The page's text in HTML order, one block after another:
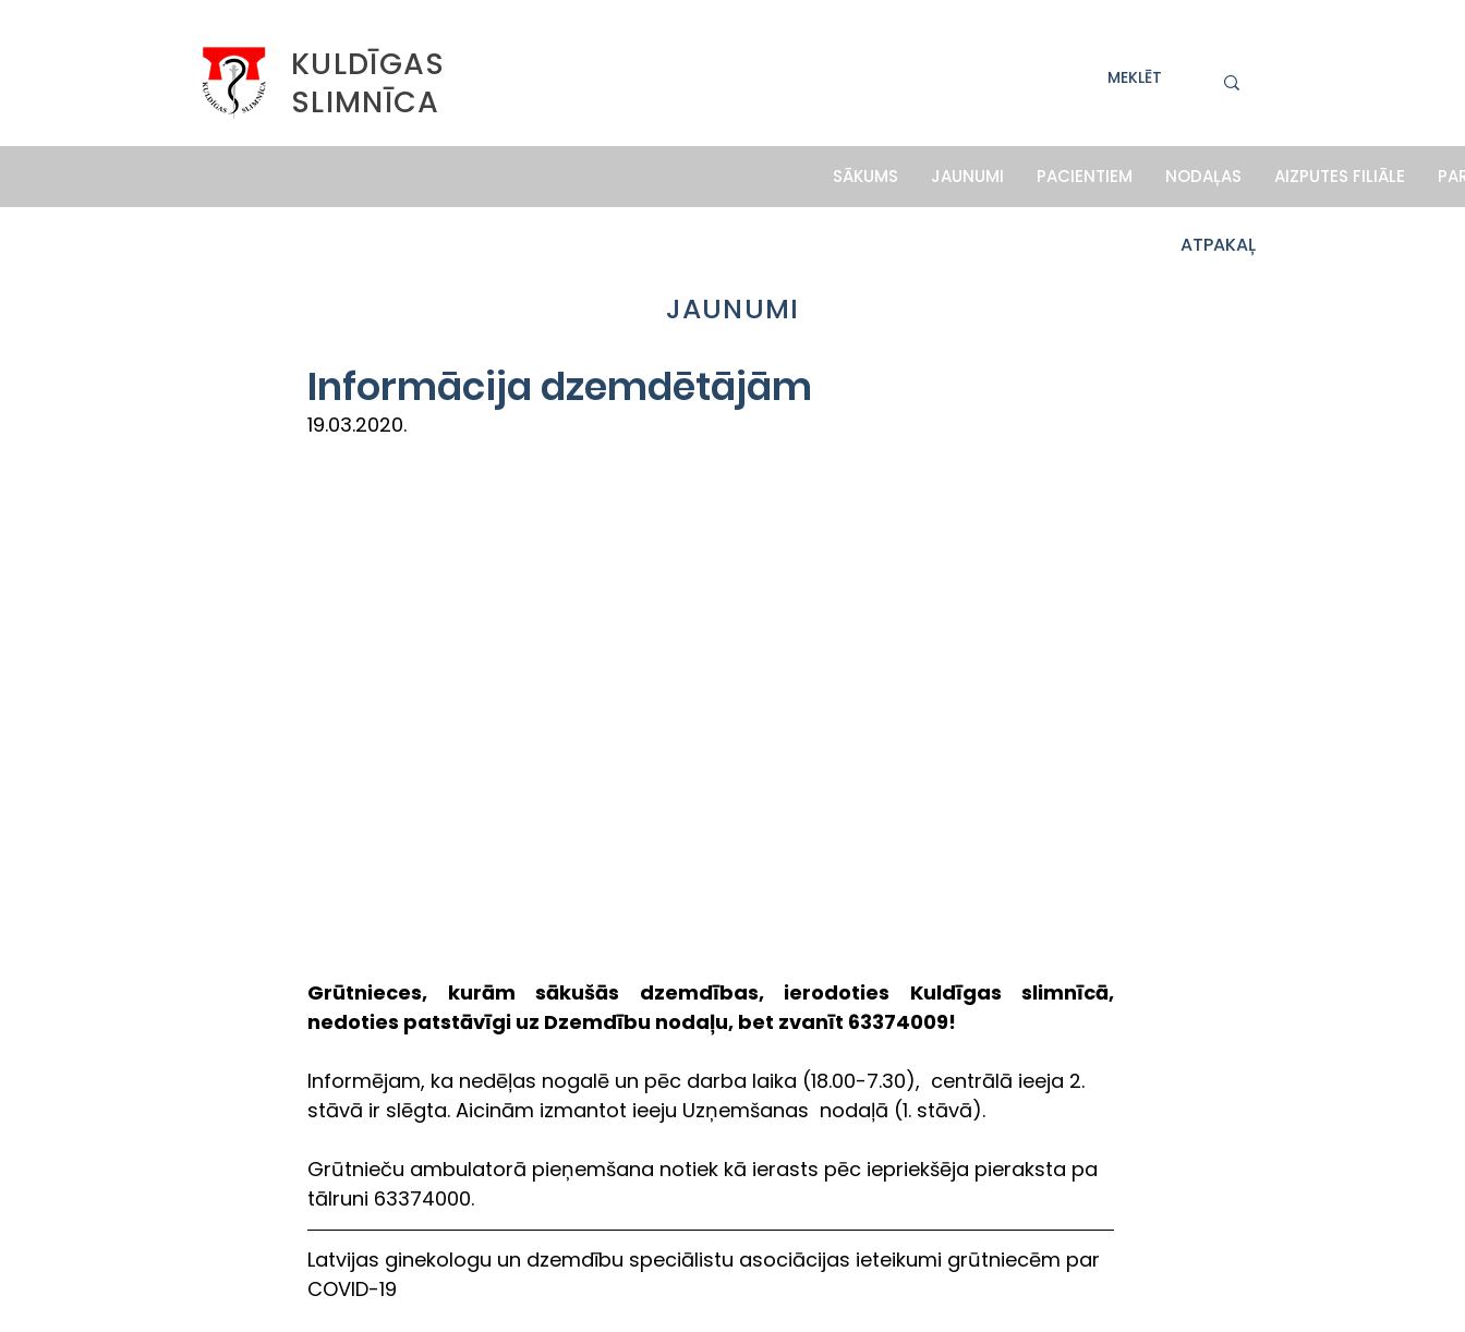
KULDĪGAS
SLIMNĪCA
SĀKUMS JAUNUMI PACIENTIEM NODAĻAS AIZPUTES FILIĀLE
ATPAKAĻ
JAUNUMI
Informācija dzemdētājām
19.03.2020.
Grūtnieces, kurām sākušās dzemdības, ierodoties Kuldīgas slimnīcā,
nedoties patstāvīgi uz Dzemdību nodaļu, bet zvanīt 63374009!
Informējam, ka nedēļas nogalē un pēc darba laika (18.00-7.30),  centrālā ieeja 2.
stāvā ir slēgta. Aicinām izmantot ieeju Uzņemšanas  nodaļā (1. stāvā).
Grūtnieču ambulatorā pieņemšana notiek kā ierasts pēc iepriekšēja pieraksta pa
tālruni 63374000.
Latvijas ginekologu un dzemdību speciālistu asociācijas ieteikumi grūtniecēm par
COVID-19